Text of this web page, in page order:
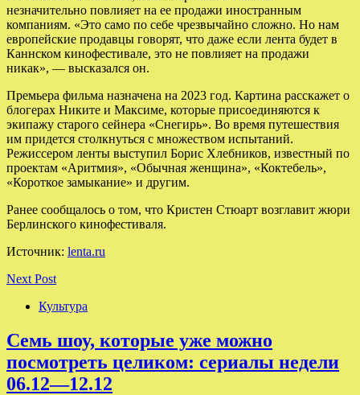
незначительно повлияет на ее продажи иностранным
компаниям. «Это само по себе чрезвычайно сложно. Но нам
европейские продавцы говорят, что даже если лента будет в
Каннском кинофестивале, это не повлияет на продажи
никак», — высказался он.
Премьера фильма назначена на 2023 год. Картина расскажет о
блогерах Никите и Максиме, которые присоединяются к
экипажу старого сейнера «Снегирь». Во время путешествия
им придется столкнуться с множеством испытаний.
Режиссером ленты выступил Борис Хлебников, известный по
проектам «Аритмия», «Обычная женщина», «Коктебель»,
«Короткое замыкание» и другим.
Ранее сообщалось о том, что Кристен Стюарт возглавит жюри
Берлинского кинофестиваля.
Источник: lenta.ru
Next Post
Культура
Семь шоу, которые уже можно
посмотреть целиком: сериалы недели
06.12—12.12